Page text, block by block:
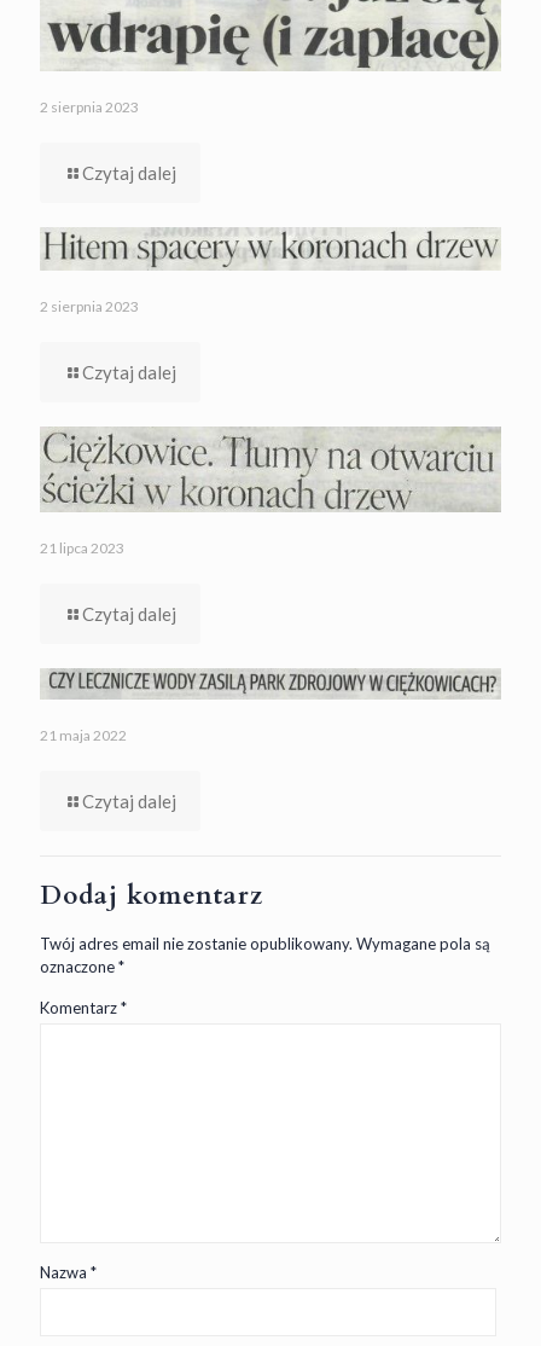
2 sierpnia 2023
Czytaj dalej
2 sierpnia 2023
Czytaj dalej
21 lipca 2023
Czytaj dalej
21 maja 2022
Czytaj dalej
Dodaj komentarz
Twój adres email nie zostanie opublikowany. Wymagane pola są
oznaczone*
Komentarz*
Nazwa *